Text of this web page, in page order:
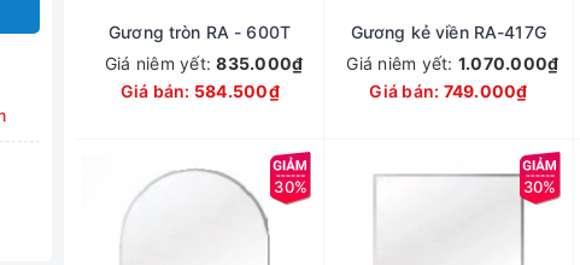
Gương tròn RA - 600T
Giá niêm yết:835.000₫
Giá bán: 584.500₫
Gương kẻ viền RA-417G
Giá niêm yết: 1.070.000₫
Giá bán: 749.000₫
30% 30%